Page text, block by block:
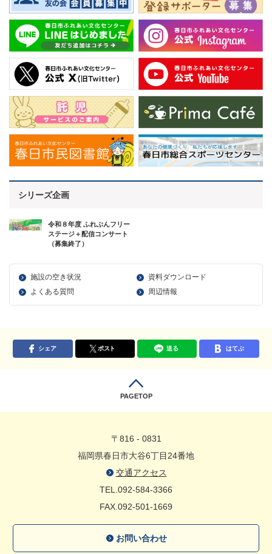
シリーズ企画
令和８年度 ふれぶんフリー
ステージ＋配信コンサート
（募集終了）
施設の空き状況
資料ダウンロード
よくある質問
周辺情報
シェア ポスト 送る はてぶ
PAGETOP
〒816 - 0831
福岡県春日市大谷6丁目24番地
交通アクセス
TEL.092-584-3366
FAX.092-501-1669
お問い合わせ